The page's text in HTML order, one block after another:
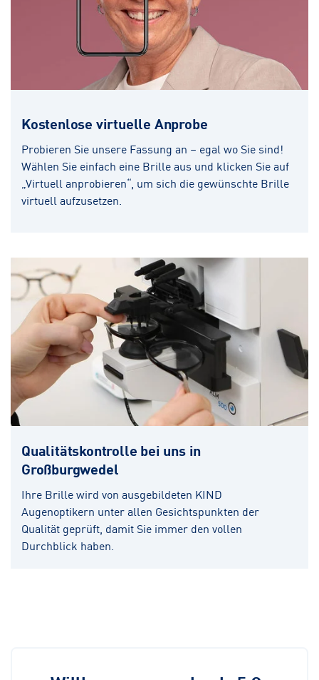
Kostenlose virtuelle Anprobe
Probieren Sie unsere Fassung an – egal wo Sie sind!
Wählen Sie einfach eine Brille aus und klicken Sie auf
„Virtuell anprobieren“, um sich die gewünschte Brille
virtuell aufzusetzen.
Qualitätskontrolle bei uns in
Großburgwedel
Ihre Brille wird von ausgebildeten KIND
Augenoptikern unter allen Gesichtspunkten der
Qualität geprüft, damit Sie immer den vollen
Durchblick haben.